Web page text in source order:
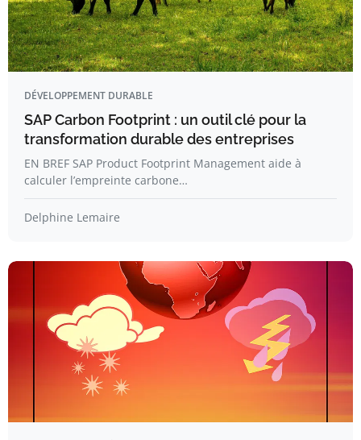
DÉVELOPPEMENT DURABLE
SAP Carbon Footprint : un outil clé pour la
transformation durable des entreprises
EN BREF SAP Product Footprint Management aide à
calculer l’empreinte carbone…
Delphine Lemaire